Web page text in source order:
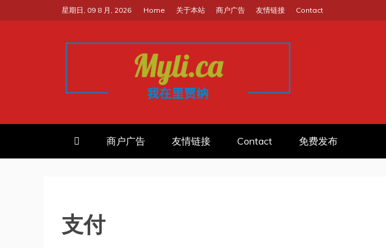
至
星期日, 09 8 月, 2026 Home 关于本站 商户广告 友情链接 Contact
我的里贾纳REGINA
商户广告 友情链接 Contact 免费发布
支付